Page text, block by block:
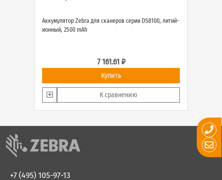
Аккумулятор Zebra для сканеров серии DS8100, литий-
ионный, 2500 mAh
7 161.61 ₽
Купить
К сравнению
+7 (495) 105-97-13